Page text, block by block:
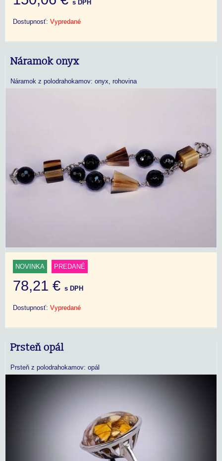
s DPH
Dostupnosť: Vypredané
Náramok onyx
Náramok z polodrahokamov: onyx, rohovina
NOVINKA PREDANÉ
78,21 € s DPH
Dostupnosť: Vypredané
Prsteň opál
Prsteň z polodrahokamov: opál